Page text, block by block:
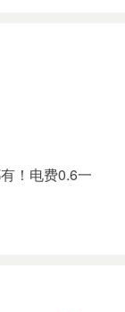
！电费0.6一